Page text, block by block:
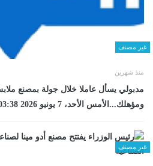
غير مصنف
منذ شهرين
مدبولي يسأل عاملا خلال جولة بمصنع
ومؤهلك...الأمس الأحد، 7 يونيو 2026 03:38 مـ
غير مصنف